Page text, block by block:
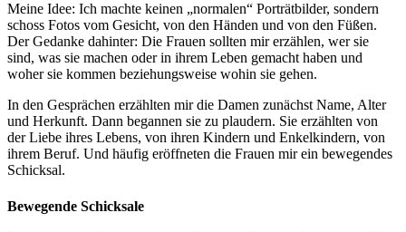
Meine Idee: Ich machte keinen „normalen“ Porträtbilder, sondern
schoss Fotos vom Gesicht, von den Händen und von den Füßen.
Der Gedanke dahinter: Die Frauen sollten mir erzählen, wer sie
sind, was sie machen oder in ihrem Leben gemacht haben und
woher sie kommen beziehungsweise wohin sie gehen.
In den Gesprächen erzählten mir die Damen zunächst Name, Alter
und Herkunft. Dann begannen sie zu plaudern. Sie erzählten von
der Liebe ihres Lebens, von ihren Kindern und Enkelkindern, von
ihrem Beruf. Und häufig eröffneten die Frauen mir ein bewegendes
Schicksal.
Bewegende Schicksale